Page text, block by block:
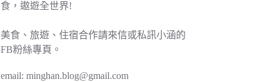
食，遨遊全世界!
美食、旅遊、住宿合作請來信或私訊小涵的
FB粉絲專頁。
email: minghan.blog@gmail.com